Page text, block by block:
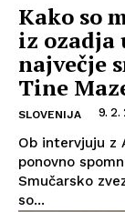
Kako so
iz ozadja
največje
Tine
SLOVENIJA 9. 2.
Ob intervjuju z
ponovno
Smučarsko
so...